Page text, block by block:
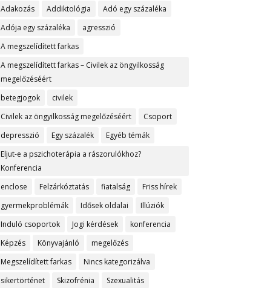
Adakozás Addiktológia
Adó egy százaléka
Adója egy százaléka
agresszió
A megszelídített farkas
A megszelídített farkas – Civilek az öngyilkosság
megelőzéséért
betegjogok
civilek
Civilek az öngyilkosság megelőzéséért
Csoport
depresszió
Egy százalék
Egyéb témák
Eljut-e a pszichoterápia a rászorulókhoz?
Konferencia
enclose
Felzárkóztatás fiatalság
Friss hírek
gyermekproblémák
Idősek oldalai
Illúziók
Induló csoportok
Jogi kérdések
konferencia
Képzés
Könyvajánló
megelőzés
Megszelídített farkas
Nincs kategorizálva
sikertörténet
Skizofrénia Szexualitás